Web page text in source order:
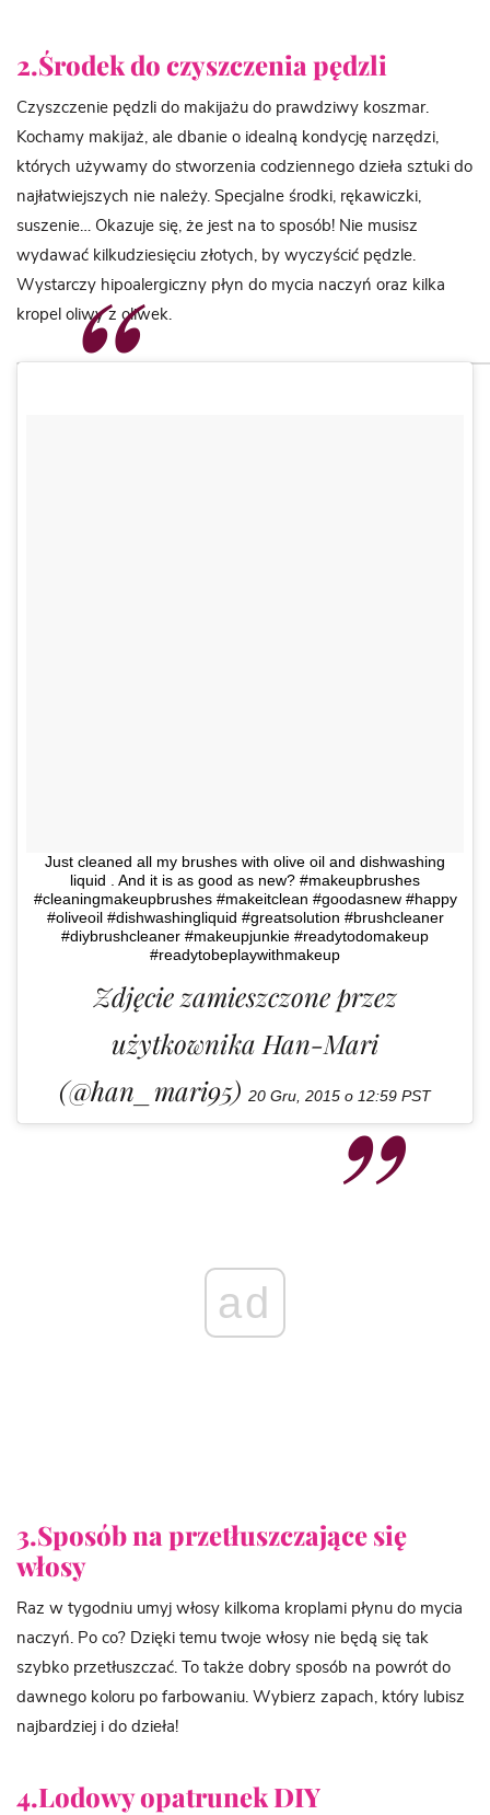
2.Środek do czyszczenia pędzli
Czyszczenie pędzli do makijażu do prawdziwy koszmar.
Kochamy makijaż, ale dbanie o idealną kondycję narzędzi,
których używamy do stworzenia codziennego dzieła sztuki do
najłatwiejszych nie należy. Specjalne środki, rękawiczki,
suszenie… Okazuje się, że jest na to sposób! Nie musisz
wydawać kilkudziesięciu złotych, by wyczyścić pędzle.
Wystarczy hipoalergiczny płyn do mycia naczyń oraz kilka
kropel oliwy z oliwek.
Just cleaned all my brushes with olive oil and dishwashing
liquid . And it is as good as new? #makeupbrushes
#cleaningmakeupbrushes #makeitclean #goodasnew #happy
#oliveoil #dishwashingliquid #greatsolution #brushcleaner
#diybrushcleaner #makeupjunkie #readytodomakeup
#readytobeplaywithmakeup
Zdjęcie zamieszczone przez
użytkownika Han-Mari
(@han_mari95) 20 Gru, 2015 o 12:59 PST
ad
3.Sposób na przetłuszczające się
włosy
Raz w tygodniu umyj włosy kilkoma kroplami płynu do mycia
naczyń. Po co? Dzięki temu twoje włosy nie będą się tak
szybko przetłuszczać. To także dobry sposób na powrót do
dawnego koloru po farbowaniu. Wybierz zapach, który lubisz
najbardziej i do dzieła!
4.Lodowy opatrunek DIY